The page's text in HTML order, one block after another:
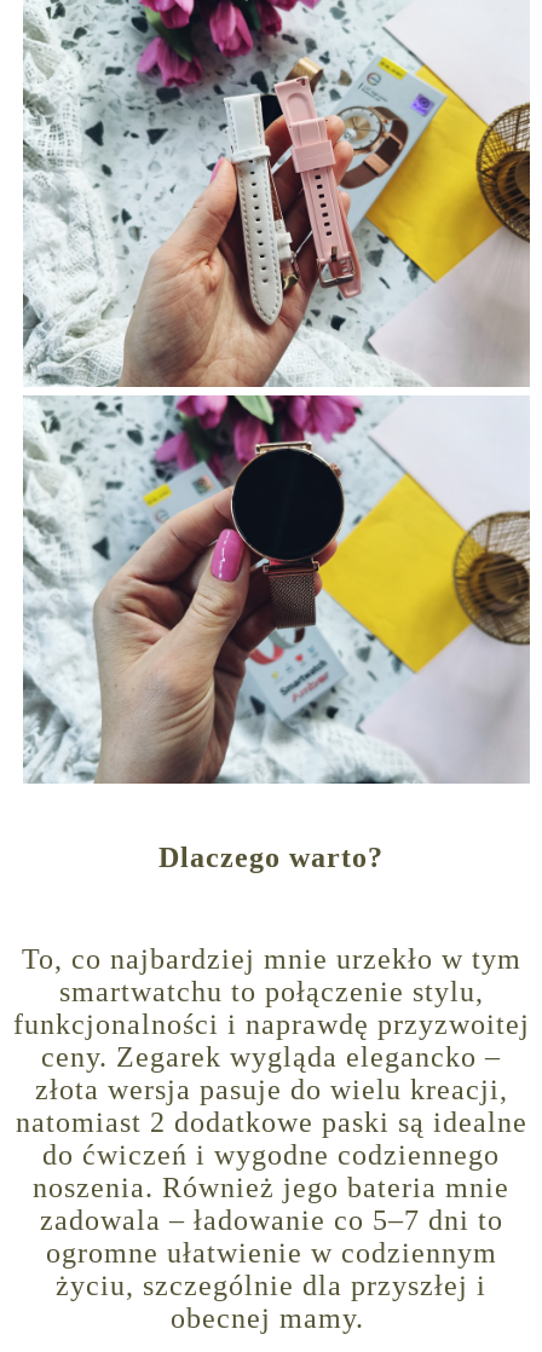
Dlaczego warto?
To, co najbardziej mnie urzekło w tym
smartwatchu to połączenie stylu,
funkcjonalności i naprawdę przyzwoitej
ceny. Zegarek wygląda elegancko –
złota wersja pasuje do wielu kreacji,
natomiast 2 dodatkowe paski są idealne
do ćwiczeń i wygodne codziennego
noszenia. Również jego bateria mnie
zadowala – ładowanie co 5–7 dni to
ogromne ułatwienie w codziennym
życiu, szczególnie dla przyszłej i
obecnej mamy.